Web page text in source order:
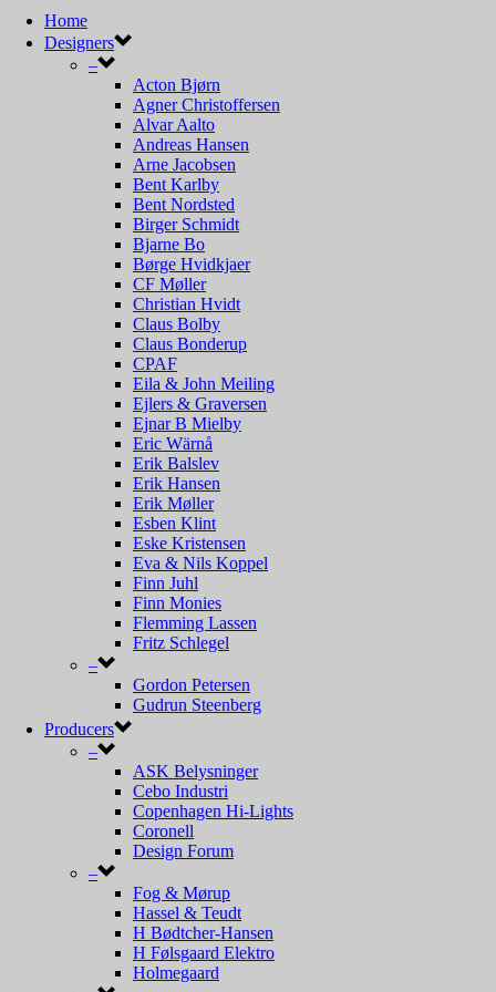
Sophus Frandsen
Søvaernets Bygningsdistrikt
Sven Aage Holm Sørensen
Svend Aage Petersen
Sven Middelboe
Thyring & Edstrand
Torsten Thorup
Uni-Team
Unspecified designer
Vagn Dyring
Verner Panton
Vilhelm Lauritzen
Vilhelm Wohlert
Winding & Wright
Yki Nummi
Home
Designers
–
Acton Bjørn
Agner Christoffersen
Alvar Aalto
Andreas Hansen
Arne Jacobsen
Bent Karlby
Bent Nordsted
Birger Schmidt
Bjarne Bo
Børge Hvidkjaer
CF Møller
Christian Hvidt
Claus Bolby
Claus Bonderup
CPAF
Eila & John Meiling
Ejlers & Graversen
Ejnar B Mielby
Eric Wärnå
Erik Balslev
Erik Hansen
Erik Møller
Esben Klint
Eske Kristensen
Eva & Nils Koppel
Finn Juhl
Finn Monies
Flemming Lassen
Fritz Schlegel
–
Gordon Petersen
Gudrun Steenberg
Guri & Bent Windeløv
Hans Due
Hans J Wegner
Hans Per Jeppesen
Hans Schwazer
Henning Koppel
Henning Larsen
Henning Rehhoff
Holger Jensen
Hvidt & Mølgaard
Ib Fabiansen
Ingelise Kofoed
Producers
–
ASK Belysninger
Cebo Industri
Copenhagen Hi-Lights
Coronell
Design Forum
–
Fog & Mørup
Hassel & Teudt
H Bødtcher-Hansen
H Følsgaard Elektro
Holmegaard